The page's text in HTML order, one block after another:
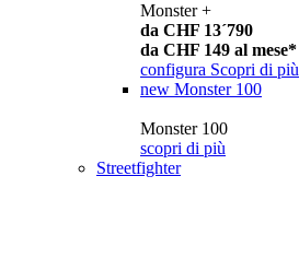
Monster +
da CHF 13´790
da CHF 149 al mese*
configura Scopri di più
new Monster 100
Monster 100
scopri di più
Streetfighter